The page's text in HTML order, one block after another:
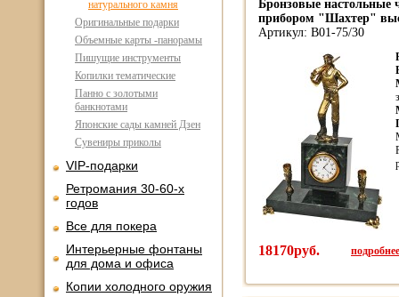
натурального камня
Оригинальные подарки
Объемные карты -панорамы
Пишущие инструменты
Копилки тематические
Панно с золотыми
банкнотами
Японские сады камней Дзен
Сувениры приколы
VIP-подарки
Ретромания 30-60-х
годов
Все для покера
Интерьерные фонтаны
для дома и офиса
Копии холодного оружия
Бронзовые настольные
прибором "Шахтер"
Артикул: В01-75/30
18170руб.